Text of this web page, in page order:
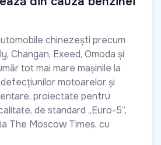
chinezești precum
Changan, Exeed, Omoda și
tot mai mare mașinile la
motoarelor și
proiectate pentru
de standard „Euro-5”,
The Moscow Times, cu